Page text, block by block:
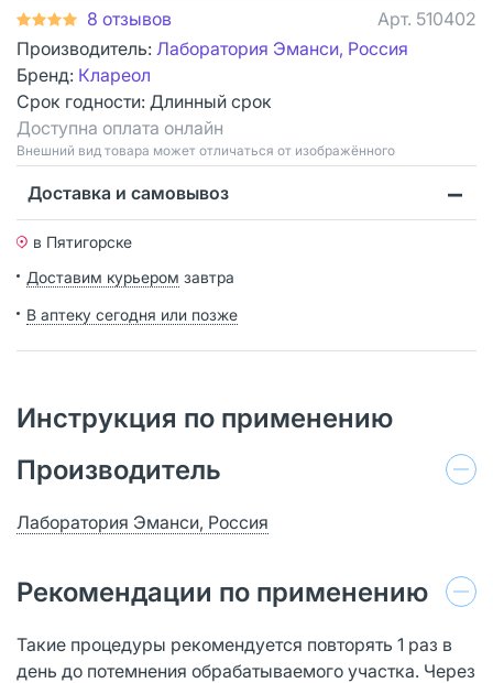
8 отзывов Арт. 510402
Производитель: Лаборатория Эманси, Россия
Бренд: Клареол
Срок годности: Длинный срок
Доступна оплата онлайн
Bнешний вид товара может отличаться от изображённого
Доставка и самовывоз
в Пятигорске
Доставим курьером завтра
В аптеку сегодня или позже
Инструкция по применению
Производитель
Лаборатория Эманси, Россия
Рекомендации по применению
Такие процедуры рекомендуется повторять 1 раз в
день до потемнения обрабатываемого участка. Через